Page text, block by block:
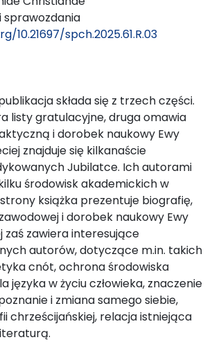
sprawozdania
10.21697/spch.2025.61.R.03
składa się z trzech części.
listy gratulacyjne, druga omawia
i dorobek naukowy Ewy
znajduje się kilkanaście
Jubilatce. Ich autorami
środowisk akademickich w
strony książka prezentuje biografię,
i dorobek naukowy Ewy
zaś zawiera interesujące
autorów, dotyczące m.in. takich
cnót, ochrona środowiska
języka w życiu człowieka, znaczenie
i zmiana samego siebie,
chrześcijańskiej, relacja istniejąca